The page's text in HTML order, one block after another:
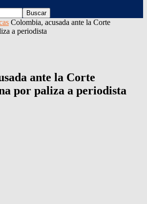
Colombia, acusada ante la Corte
a periodista
ante la Corte
por paliza a periodista